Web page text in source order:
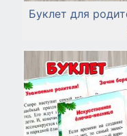
Буклет для